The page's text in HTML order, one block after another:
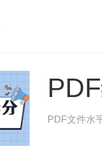
PDF文件水